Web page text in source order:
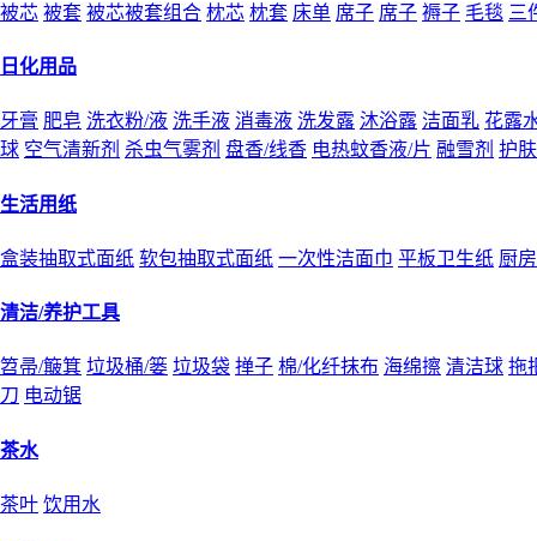
被芯 被套 被芯被套组合 枕芯 枕套 床单 席子 席子 褥子 毛毯 三
日化用品
牙膏 肥皂 洗衣粉/液 洗手液 消毒液 洗发露 沐浴露 洁面乳 花露
球 空气清新剂 杀虫气雾剂 盘香/线香 电热蚊香液/片 融雪剂 护
生活用纸
盒装抽取式面纸 软包抽取式面纸 一次性洁面巾 平板卫生纸 厨
清洁/养护工具
笤帚/簸箕 垃圾桶/篓 垃圾袋 掸子 棉/化纤抹布 海绵擦 清洁球 拖
刀 电动锯
茶水
茶叶 饮用水